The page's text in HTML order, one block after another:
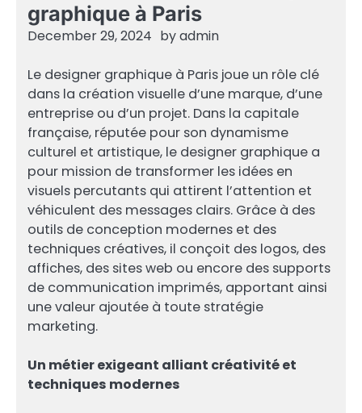
graphique à Paris
December 29, 2024 byadmin
Le designer graphique à Paris joue un rôle clé
dans la création visuelle d’une marque, d’une
entreprise ou d’un projet. Dans la capitale
française, réputée pour son dynamisme
culturel et artistique, le designer graphique a
pour mission de transformer les idées en
visuels percutants qui attirent l’attention et
véhiculent des messages clairs. Grâce à des
outils de conception modernes et des
techniques créatives, il conçoit des logos, des
affiches, des sites web ou encore des supports
de communication imprimés, apportant ainsi
une valeur ajoutée à toute stratégie
marketing.
Un métier exigeant alliant créativité et
techniques modernes